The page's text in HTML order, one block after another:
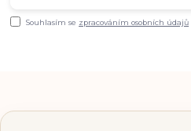
Souhlasím se zpracováním osobních údajů